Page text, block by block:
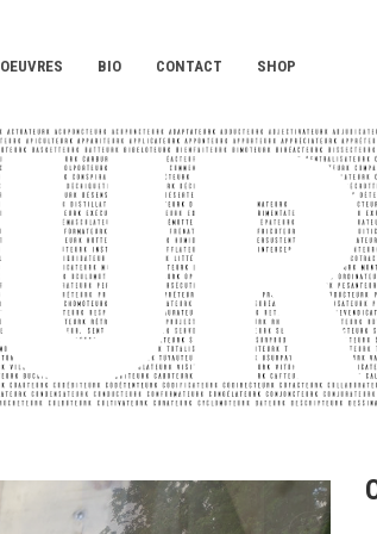
OEUVRES BIO CONTACT SHOP